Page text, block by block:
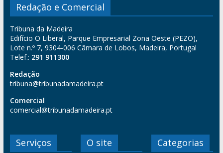
Redação e Comercial
Tribuna da Madeira
Edifício O Liberal, Parque Empresarial Zona Oeste (PEZO),
Lote n.º 7, 9304-006 Câmara de Lobos, Madeira, Portugal
Telef.: 291 911300
Redação
tribuna@tribunadamadeira.pt
Comercial
comercial@tribunadamadeira.pt
Serviços O site Categorias